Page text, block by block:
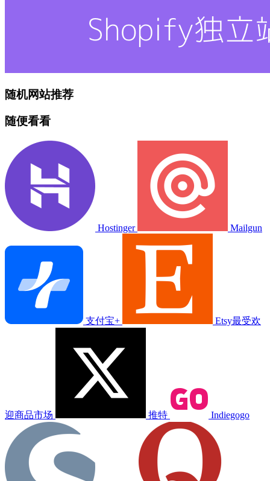
随机网站推荐
随便看看
Hostinger Mailgun
支付宝+ Etsy最受欢
迎商品市场 推特 Indiegogo